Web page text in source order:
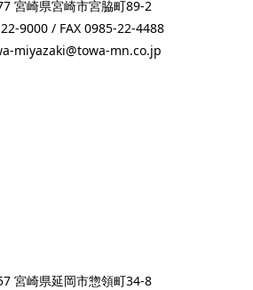
宮崎県宮崎市宮脇町89-2
9000 / FAX 0985-22-4488
miyazaki@towa-mn.co.jp
宮崎県延岡市惣領町34-8